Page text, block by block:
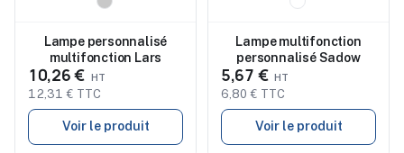
Lampe personnalisé
multifonction Lars
10,26 €
12,31 € TTC
Voir le produit
Lampe multifonction
personnalisé Sadow
5,67 €
6,80 € TTC
Voir le produit